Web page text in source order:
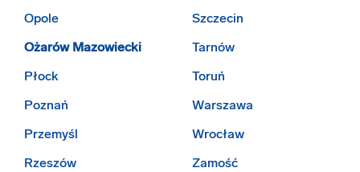
Opole
Ożarów Mazowiecki
Płock
Poznań
Przemyśl
Rzeszów
Szczecin
Tarnów
Toruń
Warszawa
Wrocław
Zamość